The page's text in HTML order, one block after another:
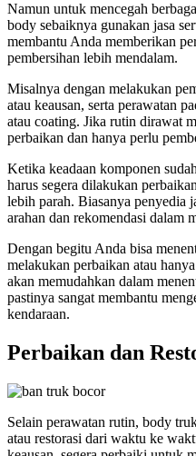
Namun untuk mencegah
body sebaiknya gunakan jasa
membantu Anda memberikan
pembersihan lebih mendalam.
Misalnya dengan melakukan
atau keausan, serta perawatan
atau coating. Jika rutin dirawat
perbaikan dan hanya perlu
Ketika keadaan komponen
harus segera dilakukan
lebih parah. Biasanya penyedia
arahan dan rekomendasi dalam
Dengan begitu Anda bisa
melakukan perbaikan atau
akan memudahkan dalam
pastinya sangat membantu
kendaraan.
Perbaikan dan
Selain perawatan rutin, body
atau restorasi dari waktu ke